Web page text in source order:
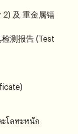
2) 及 重金属镉
测报告 (Test
ะโลหะหนัก